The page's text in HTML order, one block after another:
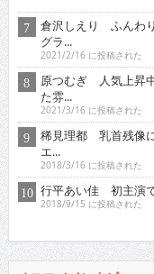
倉沢しえり ふんわ
グラ...
2021/2/16 に投稿された
原つむぎ 人気上昇
た雰...
2021/3/16 に投稿された
稀見理都 乳首残像
エ...
2018/3/16 に投稿された
行平あい佳 初主演
2018/9/15 に投稿された